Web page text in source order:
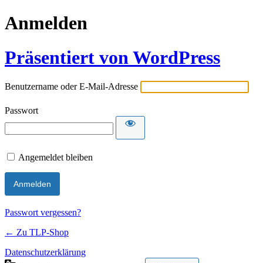
Anmelden
Präsentiert von WordPress
Benutzername oder E-Mail-Adresse
Passwort
Angemeldet bleiben
Passwort vergessen?
← Zu TLP-Shop
Datenschutzerklärung